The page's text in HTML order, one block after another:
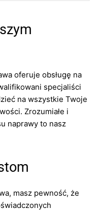
oferuje obsługę na
specjaliści
na wszystkie Twoje
Zrozumiałe i
naprawy to nasz
masz pewność, że